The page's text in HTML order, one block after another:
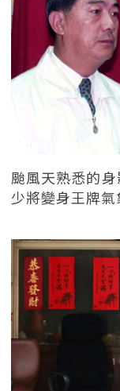
颱風天熟悉的
少將變身王牌氣